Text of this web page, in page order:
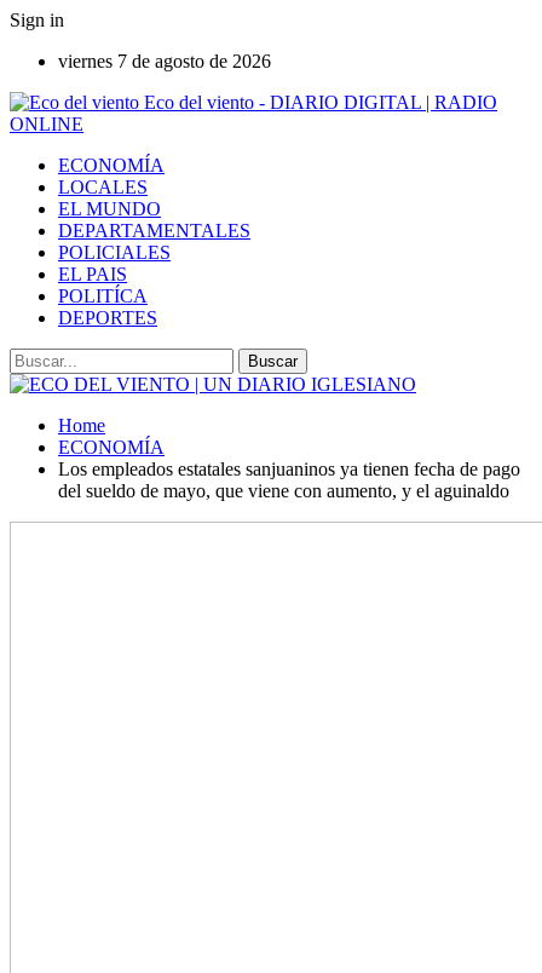
Sign in
viernes 7 de agosto de 2026
Eco del viento - DIARIO DIGITAL | RADIO
ONLINE
ECONOMÍA
LOCALES
EL MUNDO
DEPARTAMENTALES
POLICIALES
EL PAIS
POLITÍCA
DEPORTES
Home
ECONOMÍA
Los empleados estatales sanjuaninos ya tienen fecha de pago
del sueldo de mayo, que viene con aumento, y el aguinaldo